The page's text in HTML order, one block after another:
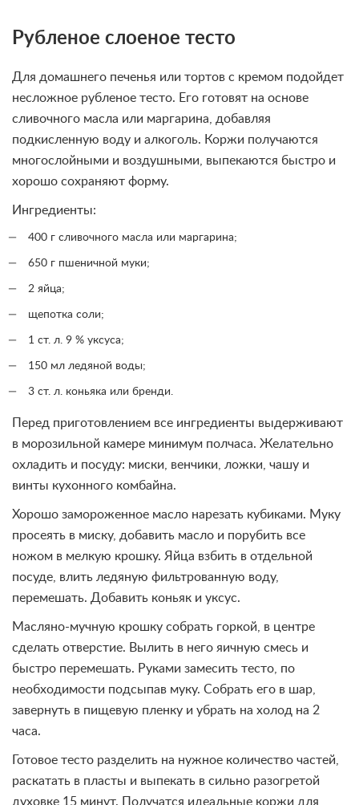
Рубленое слоеное тесто
Для домашнего печенья или тортов с кремом подойдет
несложное рубленое тесто. Его готовят на основе
сливочного масла или маргарина, добавляя
подкисленную воду и алкоголь. Коржи получаются
многослойными и воздушными, выпекаются быстро и
хорошо сохраняют форму.
Ингредиенты:
400 г сливочного масла или маргарина;
650 г пшеничной муки;
2 яйца;
щепотка соли;
1 ст. л. 9 % уксуса;
150 мл ледяной воды;
3 ст. л. коньяка или бренди.
Перед приготовлением все ингредиенты выдерживают
в морозильной камере минимум полчаса. Желательно
охладить и посуду: миски, венчики, ложки, чашу и
винты кухонного комбайна.
Хорошо замороженное масло нарезать кубиками. Муку
просеять в миску, добавить масло и порубить все
ножом в мелкую крошку. Яйца взбить в отдельной
посуде, влить ледяную фильтрованную воду,
перемешать. Добавить коньяк и уксус.
Масляно-мучную крошку собрать горкой, в центре
сделать отверстие. Вылить в него яичную смесь и
быстро перемешать. Руками замесить тесто, по
необходимости подсыпав муку. Собрать его в шар,
завернуть в пищевую пленку и убрать на холод на 2
часа.
Готовое тесто разделить на нужное количество частей,
раскатать в пласты и выпекать в сильно разогретой
духовке 15 минут. Получатся идеальные коржи для